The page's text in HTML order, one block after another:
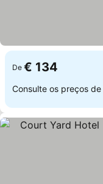
De € 134
Consulte os preços de